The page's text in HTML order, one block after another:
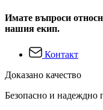
Имате въпроси
нашия екип.
Контакт
Доказано качество
Безопасно и надеждно